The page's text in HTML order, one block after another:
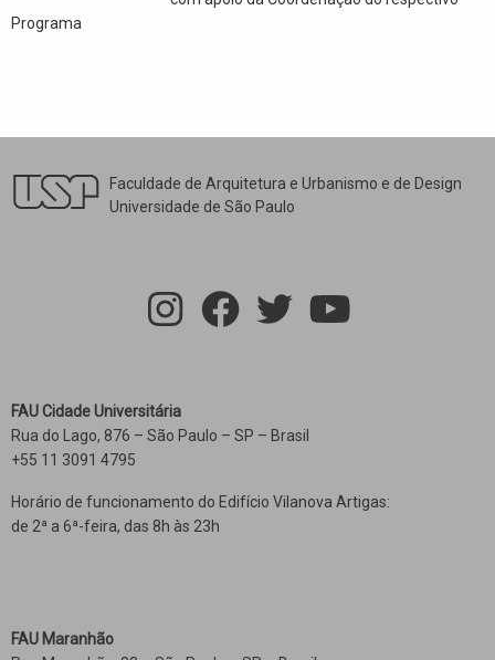
Programa
Faculdade de Arquitetura e Urbanismo e de Design
Universidade de São Paulo
FAU Cidade Universitária
Rua do Lago, 876 – São Paulo – SP – Brasil
+55 11 3091 4795
Horário de funcionamento do Edifício Vilanova Artigas:
de 2ª a 6ª-feira, das 8h às 23h
FAU Maranhão